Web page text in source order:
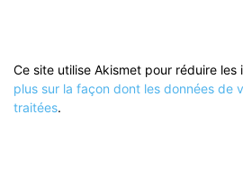
Ce site utilise Akismet pour réduire les
plus sur la façon dont les données de
traitées.